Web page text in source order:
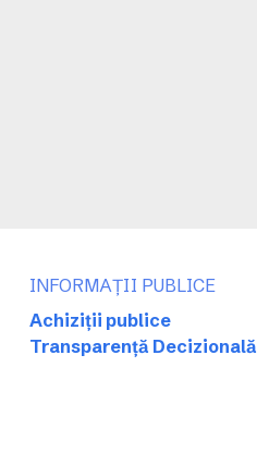
INFORMAȚII PUBLICE
Achiziții publice
Transparență Decizională